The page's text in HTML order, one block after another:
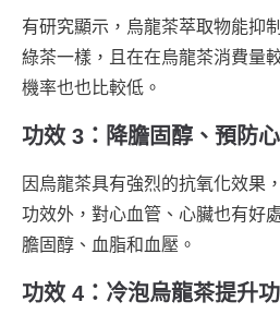
有研究顯示，烏龍茶萃取物能抑
綠茶一樣，且在在烏龍茶消費量
機率也也比較低。
功效 3：降膽固醇、預防
因烏龍茶具有強烈的抗氧化效果
功效外，對心血管、心臟也有好
膽固醇、血脂和血壓。
功效 4：冷泡烏龍茶提升